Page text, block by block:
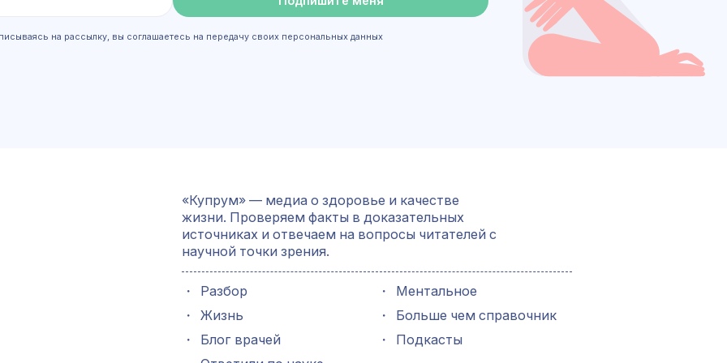
на рассылку, вы соглашаетесь на передачу своих персональных данных
«Купрум» — медиа о здоровье и качестве
жизни. Проверяем факты в доказательных
источниках и отвечаем на вопросы читателей с
научной точки зрения.
・
Разбор
・
Жизнь
・
Блог врачей
・
Ментальное
・
Больше чем справочник
・
Подкасты